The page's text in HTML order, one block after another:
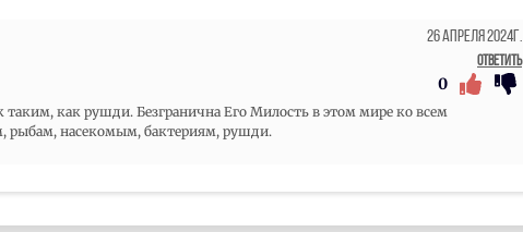
26 Апреля 2024г.
Ответить
0
как рушди. Безгранична Его Милость в этом мире ко всем
насекомым, бактериям, рушди.